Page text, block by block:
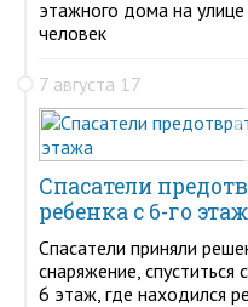
этажного дома на
человек
7 августа 17
Спасатели
ребенка с 6-го
Спасатели приняли
снаряжение,
6 этаж, где находился